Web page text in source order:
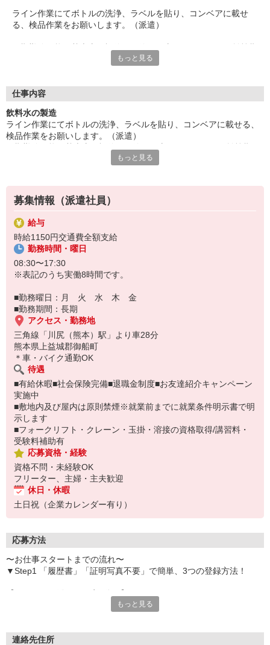
ライン作業にてボトルの洗浄、ラベルを貼り、コンベアに載せ
る、検品作業をお願いします。（派遣）
は日曜日もある可能性あり、その際の振替休みは平日となりま
ト。20代から40代の方など幅広く活躍中。
チャンスは今、ご応募お待ちしております。
『テクノ・サービス』は、派遣業界大手スタッフサービスグルー
全国にあるお仕事の中から、一人ひとりのスキルや希望条件に応
安全管理体制も万全ですので安心してご就業いただけます。
登録方法は、【オンライン】【電話】【登録会来場】の3つから
選べます♪
★★履歴書・証明写真は不要！★★
また、ご登録済の方はお仕事の紹介がスムーズです。
ご応募お待ちしています。
もっと見る
仕事内容
飲料水の製造
ライン作業にてボトルの洗浄、ラベルを貼り、コンベアに載せる、
検品作業をお願いします。（派遣）
日曜日もある可能性あり、その際の振替休みは平日となります。
＊ライン作業です
もっと見る
募集情報（派遣社員）
給与
時給1150円交通費全額支給
勤務時間・曜日
08:30〜17:30
※表記のうち実働8時間です。
■勤務曜日：月 火 水 木 金
■勤務期間：長期
アクセス・勤務地
三角線「川尻（熊本）駅」より車28分
熊本県上益城郡御船町
＊車・バイク通勤OK
待遇
■有給休暇■社会保険完備■退職金制度■お友達紹介キャンペーン
実施中
■敷地内及び屋内は原則禁煙※就業前までに就業条件明示書で明
示します
■フォークリフト・クレーン・玉掛・溶接の資格取得/講習料・
受験料補助有
応募資格・経験
資格不問・未経験OK
フリーター、主婦・主夫歓迎
休日・休暇
土日祝（企業カレンダー有り）
応募方法
〜お仕事スタートまでの流れ〜
▼Step1 「履歴書」「証明写真不要」で簡単、3つの登録方法！
いつでも好きな時間に登録OK
受付時間/平日9:00〜19:00
もっと見る
連絡先住所